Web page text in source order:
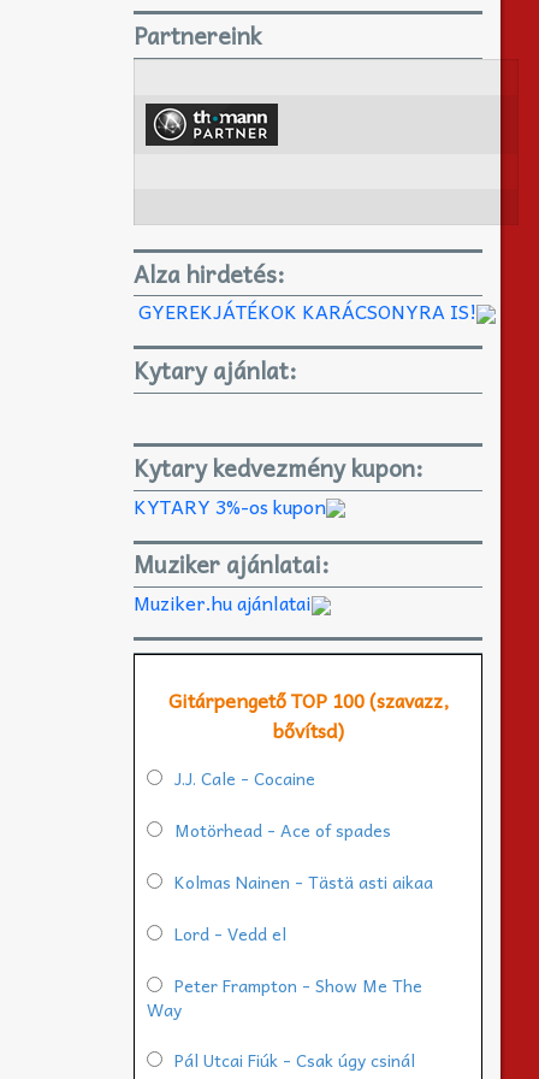
Partnereink
Alza hirdetés:
GYEREKJÁTÉKOK KARÁCSONYRA IS!
Kytary ajánlat:
Kytary kedvezmény kupon:
KYTARY 3%-os kupon
Muziker ajánlatai:
Muziker.hu ajánlatai
Gitárpengető TOP 100 (szavazz,
bővítsd)
J.J. Cale - Cocaine
Motörhead - Ace of spades
Kolmas Nainen - Tästä asti aikaa
Lord - Vedd el
Peter Frampton - Show Me The
Way
Pál Utcai Fiúk - Csak úgy csinál